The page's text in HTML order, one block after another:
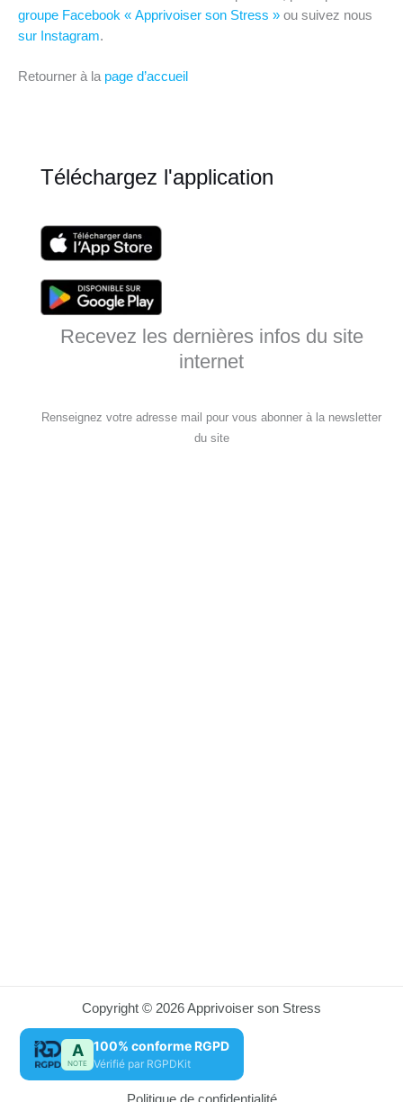
groupe Facebook « Apprivoiser son Stress » ou suivez nous
sur Instagram.
Retourner à la page d’accueil
Téléchargez l'application
Recevez les dernières infos du site
internet
Renseignez votre adresse mail pour vous abonner à la newsletter
du site
Copyright © 2026 Apprivoiser son Stress
A
NOTE
100% conforme RGPD
Vérifié par RGPDKit